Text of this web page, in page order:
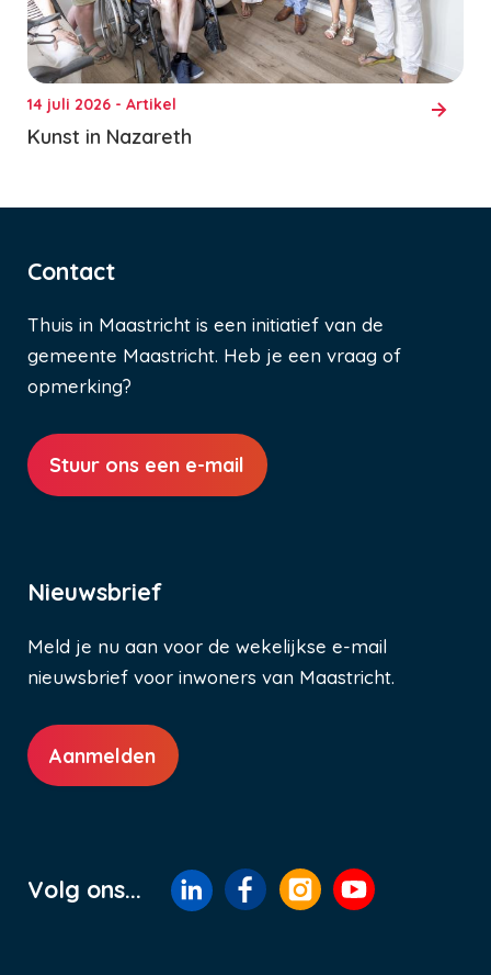
14 juli 2026 - Artikel
Kunst in Nazareth
Contact
Thuis in Maastricht is een initiatief van de
gemeente Maastricht. Heb je een vraag of
opmerking?
Stuur ons een e-mail
Nieuwsbrief
Meld je nu aan voor de wekelijkse e-mail
nieuwsbrief voor inwoners van Maastricht.
Aanmelden
Volg ons...